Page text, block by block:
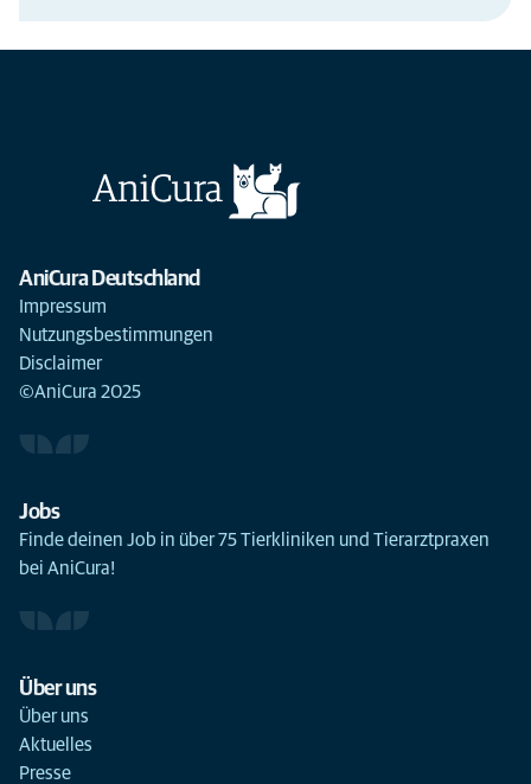
AniCura Deutschland
Impressum
Nutzungsbestimmungen
Disclaimer
©AniCura 2025
Jobs
Finde deinen Job in über 75 Tierkliniken und Tierarztpraxen
bei AniCura!
Über uns
Über uns
Aktuelles
Presse